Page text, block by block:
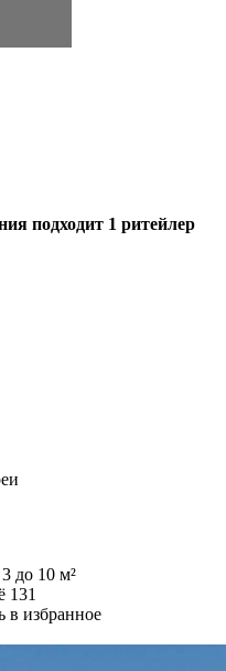
подходит 1 ритейлер
до 10 м²
131
в избранное